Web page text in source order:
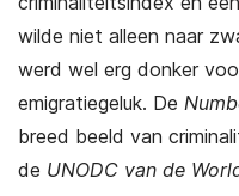
wilde niet alleen naar
werd wel erg donker
emigratiegeluk. De
breed beeld van
de UNODC van de